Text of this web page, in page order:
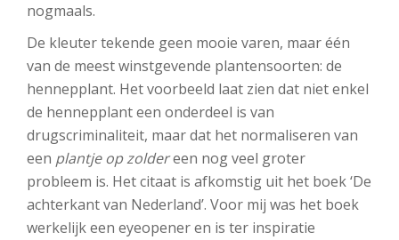
nogmaals.
De kleuter tekende geen mooie varen, maar één
van de meest winstgevende plantensoorten: de
hennepplant. Het voorbeeld laat zien dat niet enkel
de hennepplant een onderdeel is van
drugscriminaliteit, maar dat het normaliseren van
een plantje op zoldereen nog veel groter
probleem is. Het citaat is afkomstig uit het boek ‘De
achterkant van Nederland’. Voor mij was het boek
werkelijk een eyeopener en is ter inspiratie